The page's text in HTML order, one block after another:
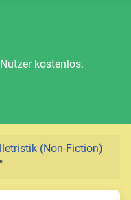
kostenlos.
(Non-Fiction)